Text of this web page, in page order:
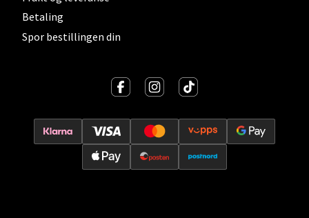
Betaling
Spor bestillingen din
Åpent i dag 10-21
0 i butikk
Fredrikstad - Torvbyen
Brochsgate 8, 1607 Fredrikstad